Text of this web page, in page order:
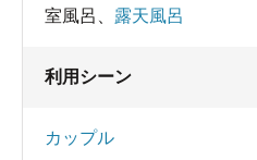
室風呂
露天風呂
利用シーン
カップル